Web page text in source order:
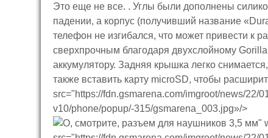
Это еще не все. . Углы были дополнены
падении, а корпус (получивший название
телефон не изгибался, что может привести к
сверхпрочным благодаря двухслойному
аккумулятору. Задняя крышка легко
также вставить карту microSD, чтобы
src="https://fdn.gsmarena.com/imgroot/news/22/
v10/phone/popup/-315/gsmarena_003.jpg»/>